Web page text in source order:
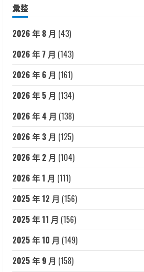
彙整
2026 年 8 月 (43)
2026 年 7 月 (143)
2026 年 6 月 (161)
2026 年 5 月 (134)
2026 年 4 月 (138)
2026 年 3 月 (125)
2026 年 2 月 (104)
2026 年 1 月 (111)
2025 年 12 月 (156)
2025 年 11 月 (156)
2025 年 10 月 (149)
2025 年 9 月 (158)